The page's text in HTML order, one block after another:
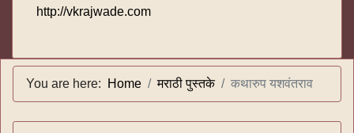
http://vkrajwade.com
You are here: Home मराठी पुस्तके कथारुप यशवंतराव